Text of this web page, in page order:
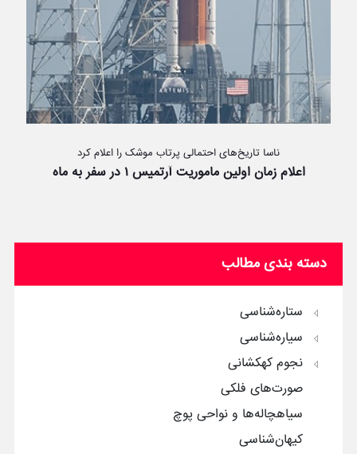
ناسا تاریخ‌های احتمالی پرتاب موشک را اعلام کرد
اعلام زمان اولین ماموریت آرتمیس ۱ در سفر به ماه
دسته بندی مطالب
ستاره‌شناسی
سیاره‌شناسی
نجوم کهکشانی
صورت‌های فلکی
سیاهچاله‌ها و نواحی پوچ
کیهان‌شناسی